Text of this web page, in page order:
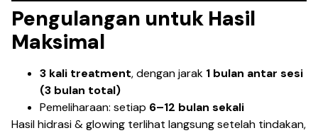
Pengulangan untuk Hasil
Maksimal
3 kali treatment, dengan jarak 1 bulan antar sesi
(3 bulan total)
Pemeliharaan: setiap 6–12 bulan sekali
Hasil hidrasi & glowing terlihat langsung setelah tindakan,